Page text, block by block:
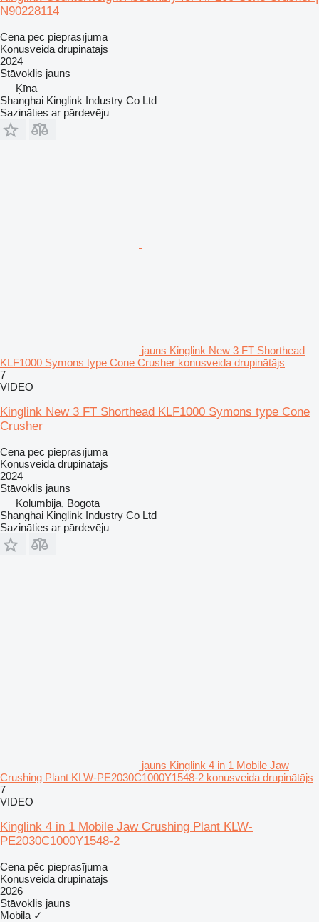
N90228114
Cena pēc pieprasījuma
Konusveida drupinātājs
2024
Stāvoklis jauns
Ķīna
Shanghai Kinglink Industry Co Ltd
Sazināties ar pārdevēju
jauns Kinglink New 3 FT Shorthead
KLF1000 Symons type Cone Crusher konusveida drupinātājs
7
VIDEO
Kinglink New 3 FT Shorthead KLF1000 Symons type Cone
Crusher
Cena pēc pieprasījuma
Konusveida drupinātājs
2024
Stāvoklis jauns
Kolumbija, Bogota
Shanghai Kinglink Industry Co Ltd
Sazināties ar pārdevēju
jauns Kinglink 4 in 1 Mobile Jaw
Crushing Plant KLW-PE2030C1000Y1548-2 konusveida drupinātājs
7
VIDEO
Kinglink 4 in 1 Mobile Jaw Crushing Plant KLW-
PE2030C1000Y1548-2
Cena pēc pieprasījuma
Konusveida drupinātājs
2026
Stāvoklis jauns
Mobila ✓